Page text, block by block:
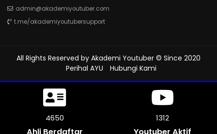
admin@akademiyoutuber.com
t.me/akademiyoutubersupport
All Rights Reserved by Akademi Youtuber © Since 2020
Perihal AYU
Hubungi Kami
4992
Ahli Berdaftar
1312
Youtuber Aktif